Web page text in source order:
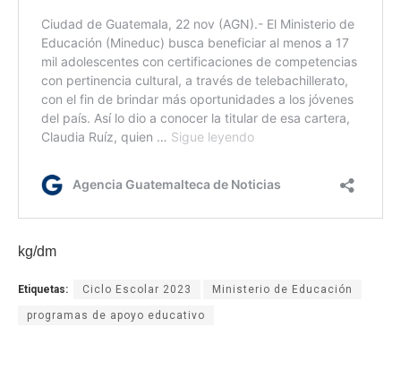
kg/dm
Etiquetas: Ciclo Escolar 2023 Ministerio de Educación
programas de apoyo educativo